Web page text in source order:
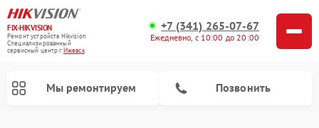
FIX-HIKVISION
Ремонт устройств Hikvision
Специализированный
cервисный центр г.Ижевск
+7 (341) 265-07-67
Ежедневно, с 10:00 до 20:00
Мы ремонтируем Позвонить